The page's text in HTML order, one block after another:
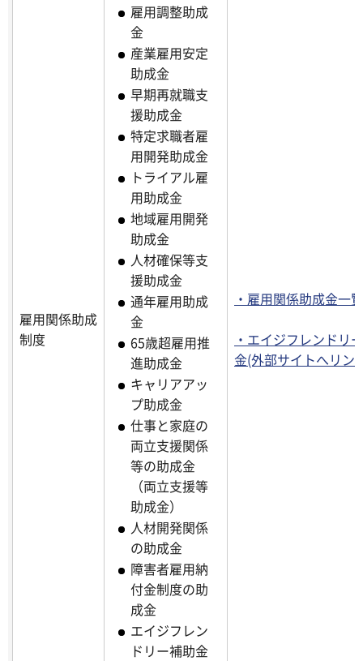
雇用関係助成
制度
雇用調整助成
金
産業雇用安定
助成金
早期再就職支
援助成金
特定求職者雇
用開発助成金
トライアル雇
用助成金
地域雇用開発
助成金
人材確保等支
援助成金
通年雇用助成
金
65歳超雇用推
進助成金
キャリアアッ
プ助成金
仕事と家庭の
両立支援関係
等の助成金
（両立支援等
助成金）
人材開発関係
の助成金
障害者雇用納
付金制度の助
成金
エイジフレン
ドリー補助金
・雇用関係助成金一覧
・エイジフレンドリ
金(外部サイトへリン